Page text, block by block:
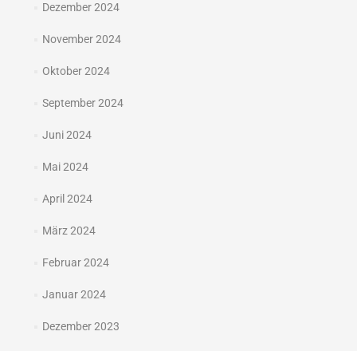
Dezember 2024
November 2024
Oktober 2024
September 2024
Juni 2024
Mai 2024
April 2024
März 2024
Februar 2024
Januar 2024
Dezember 2023